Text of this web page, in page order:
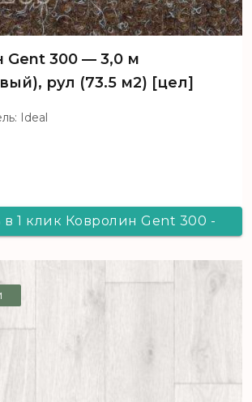
Gent 300 — 3,0 м
рул (73.5 м2) [цел]
Ideal
цена
цена: 4470 ₸.
в 1 клик Ковролин Gent 300 -